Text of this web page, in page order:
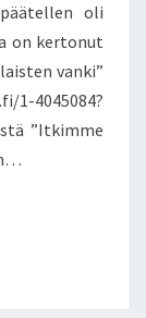
oli
on kertonut
vanki”
1-4045084?
”Itkimme